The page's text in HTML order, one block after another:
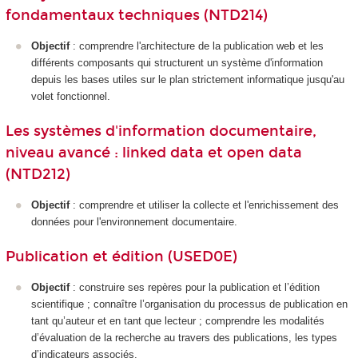
fondamentaux techniques (NTD214)
Objectif : comprendre l'architecture de la publication web et les
différents composants qui structurent un système d'information
depuis les bases utiles sur le plan strictement informatique jusqu'au
volet fonctionnel.
Les systèmes d'information documentaire,
niveau avancé : linked data et open data
(NTD212)
Objectif : comprendre et utiliser la collecte et l'enrichissement des
données pour l'environnement documentaire.
Publication et édition (USED0E)
Objectif : construire ses repères pour la publication et l’édition
scientifique ; connaître l’organisation du processus de publication en
tant qu’auteur et en tant que lecteur ; comprendre les modalités
d’évaluation de la recherche au travers des publications, les types
d’indicateurs associés.